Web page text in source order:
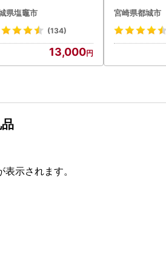
県塩竈市
(134)
13,000
シ!! 牛肉
宮崎県都城市
示されます。